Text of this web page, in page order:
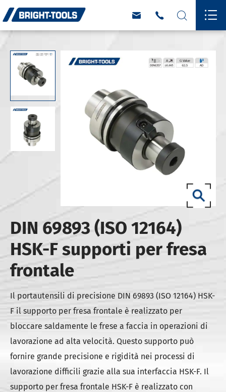
   
DIN 69893 (ISO 12164)
HSK-F supporti per fresa
frontale
Il portautensili di precisione DIN 69893 (ISO 12164) HSK-
F il supporto per fresa frontale è realizzato per
bloccare saldamente le frese a faccia in operazioni di
lavorazione ad alta velocità. Questo supporto può
fornire grande precisione e rigidità nei processi di
lavorazione difficili grazie alla sua interfaccia HSK-F. Il
supporto per fresa frontale HSK-F è realizzato con